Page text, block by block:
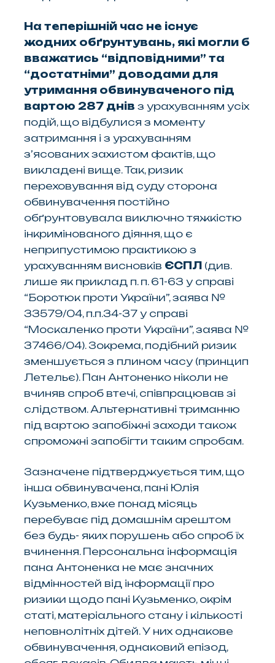
На теперішній час не існує
жодних обґрунтувань, які могли б
вважатись “відповідними” та
“достатніми” доводами для
утримання обвинуваченого під
вартою 287 днів з урахуванням усіх
подій, що відбулися з моменту
затримання і з урахуванням
з’ясованих захистом фактів, що
викладені вище. Так, ризик
переховування від суду сторона
обвинувачення постійно
обґрунтовувала виключно тяжкістю
інкримінованого діяння, що є
неприпустимою практикою з
урахуванням висновків ЄСПЛ (див.
лише як приклад п. п. 61-63 у справі
“Боротюк проти України”, заява №
33579/04, п.п.34-37 у справі
“Москаленко проти України”, заява №
37466/04). Зокрема, подібний ризик
зменшується з плином часу (принцип
Летельє). Пан Антоненко ніколи не
вчиняв спроб втечі, співпрацював зі
слідством. Альтернативні триманню
під вартою запобіжні заходи також
спроможні запобігти таким спробам.
Зазначене підтверджується тим, що
інша обвинувачена, пані Юлія
Кузьменко, вже понад місяць
перебуває під домашнім арештом
без будь- яких порушень або спроб їх
вчинення. Персональна інформація
пана Антоненка не має значних
відмінностей від інформації про
ризики щодо пані Кузьменко, окрім
статі, матеріального стану і кількості
неповнолітніх дітей. У них однакове
обвинувачення, однаковий епізод,